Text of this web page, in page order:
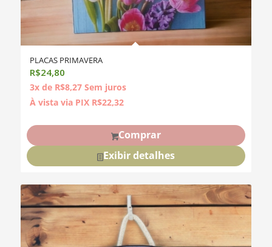
PLACAS PRIMAVERA
R$24,80
3x de R$8,27 Sem juros
À vista via PIX R$22,32
Comprar
Exibir detalhes